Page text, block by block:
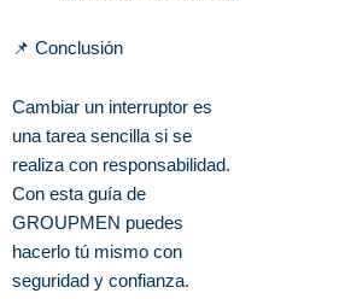
📌 Conclusión
Cambiar un interruptor es
una tarea sencilla si se
realiza con responsabilidad.
Con esta guía de
GROUPMEN puedes
hacerlo tú mismo con
seguridad y confianza.